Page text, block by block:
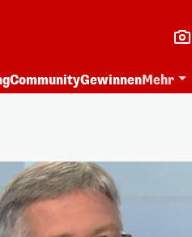
CommunityGewinnenMehr